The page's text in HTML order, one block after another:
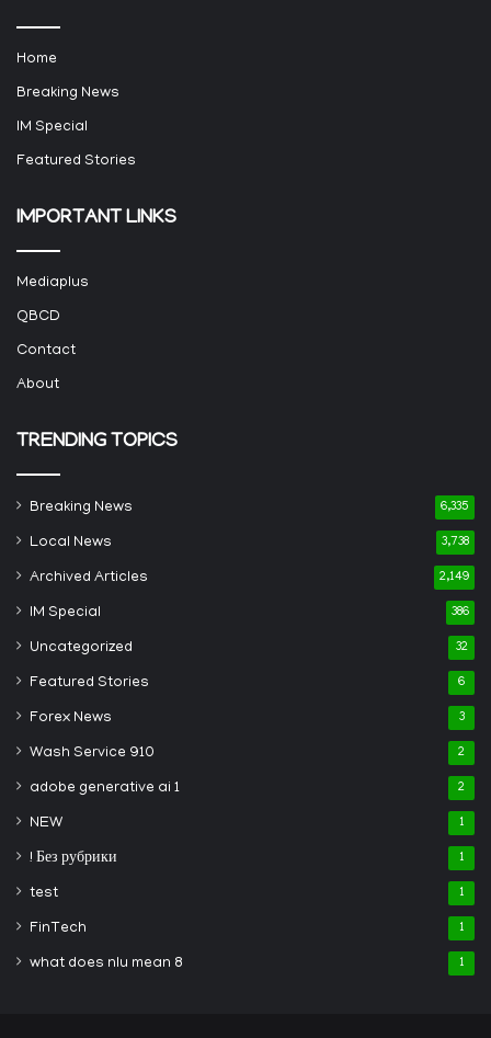
Home
Breaking News
IM Special
Featured Stories
IMPORTANT LINKS
Mediaplus
QBCD
Contact
About
TRENDING TOPICS
Breaking News 6,335
Local News 3,738
Archived Articles 2,149
IM Special 386
Uncategorized 32
Featured Stories 6
Forex News 3
Wash Service 910 2
adobe generative ai 1 2
NEW 1
! Без рубрики 1
test 1
FinTech 1
what does nlu mean 8 1